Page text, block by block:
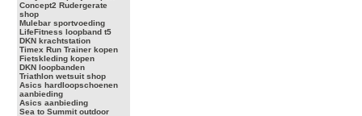
Concept2 Rudergerate
shop
Mulebar sportvoeding
LifeFitness loopband t5
DKN krachtstation
Timex Run Trainer kopen
Fietskleding kopen
DKN loopbanden
Triathlon wetsuit shop
Asics hardloopschoenen
aanbieding
Asics aanbieding
Sea to Summit outdoor